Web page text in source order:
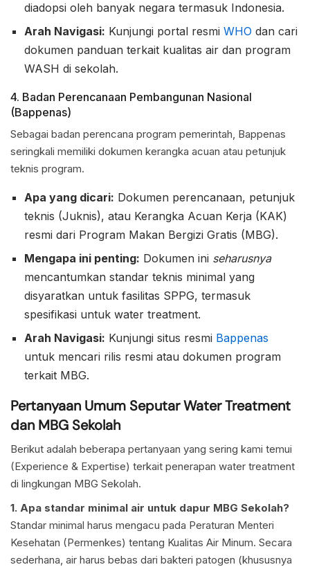
diadopsi oleh banyak negara termasuk Indonesia.
Arah Navigasi: Kunjungi portal resmi WHO dan cari
dokumen panduan terkait kualitas air dan program
WASH di sekolah.
4. Badan Perencanaan Pembangunan Nasional
(Bappenas)
Sebagai badan perencana program pemerintah, Bappenas
seringkali memiliki dokumen kerangka acuan atau petunjuk
teknis program.
Apa yang dicari: Dokumen perencanaan, petunjuk
teknis (Juknis), atau Kerangka Acuan Kerja (KAK)
resmi dari Program Makan Bergizi Gratis (MBG).
Mengapa ini penting: Dokumen ini seharusnya
mencantumkan standar teknis minimal yang
disyaratkan untuk fasilitas SPPG, termasuk
spesifikasi untuk water treatment.
Arah Navigasi: Kunjungi situs resmi Bappenas
untuk mencari rilis resmi atau dokumen program
terkait MBG.
Pertanyaan Umum Seputar Water Treatment
dan MBG Sekolah
Berikut adalah beberapa pertanyaan yang sering kami temui
(Experience & Expertise) terkait penerapan water treatment
di lingkungan MBG Sekolah.
1. Apa standar minimal air untuk dapur MBG Sekolah?
Standar minimal harus mengacu pada Peraturan Menteri
Kesehatan (Permenkes) tentang Kualitas Air Minum. Secara
sederhana, air harus bebas dari bakteri patogen (khususnya